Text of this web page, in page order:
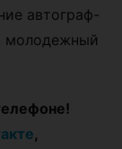
автограф-
молодежный
,